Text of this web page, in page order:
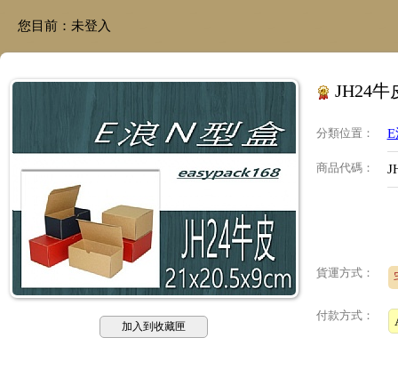
您目前： 未登入
加入到收藏匣
JH24牛
分類位置 ：
商品代碼：
貨運方式：
付款方式：